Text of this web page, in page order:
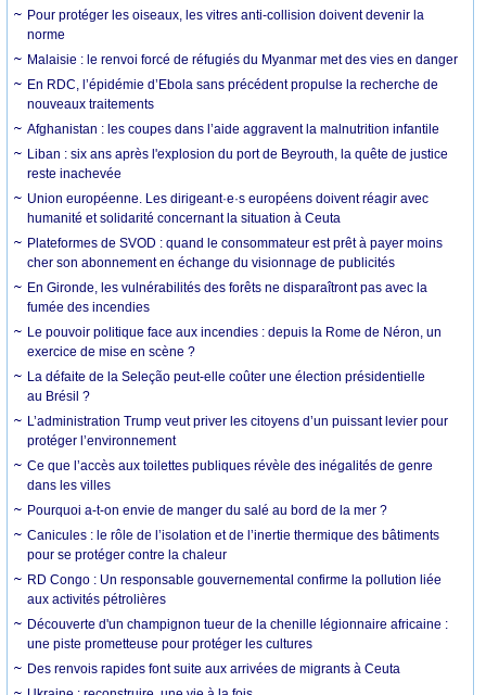
Pour protéger les oiseaux, les vitres anti-collision doivent devenir la
norme
Malaisie : le renvoi forcé de réfugiés du Myanmar met des vies en danger
En RDC, l’épidémie d’Ebola sans précédent propulse la recherche de
nouveaux traitements
Afghanistan : les coupes dans l’aide aggravent la malnutrition infantile
Liban : six ans après l'explosion du port de Beyrouth, la quête de justice
reste inachevée
Union européenne. Les dirigeant·e·s européens doivent réagir avec
humanité et solidarité concernant la situation à Ceuta
Plateformes de SVOD : quand le consommateur est prêt à payer moins
cher son abonnement en échange du visionnage de publicités
En Gironde, les vulnérabilités des forêts ne disparaîtront pas avec la
fumée des incendies
Le pouvoir politique face aux incendies : depuis la Rome de Néron, un
exercice de mise en scène ?
La défaite de la Seleção peut-elle coûter une élection présidentielle
au Brésil ?
L’administration Trump veut priver les citoyens d’un puissant levier pour
protéger l’environnement
Ce que l’accès aux toilettes publiques révèle des inégalités de genre
dans les villes
Pourquoi a-t-on envie de manger du salé au bord de la mer ?
Canicules : le rôle de l’isolation et de l’inertie thermique des bâtiments
pour se protéger contre la chaleur
RD Congo : Un responsable gouvernemental confirme la pollution liée
aux activités pétrolières
Découverte d'un champignon tueur de la chenille légionnaire africaine :
une piste prometteuse pour protéger les cultures
Des renvois rapides font suite aux arrivées de migrants à Ceuta